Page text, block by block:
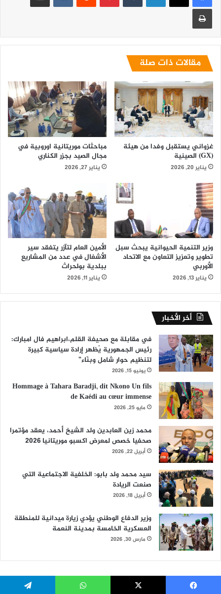
طباعة
مقالات ذات صلة
غزواني يستقبل وفدا من هيئة
(GX) الصينية
يناير 20, 2026
مباحثات موريتانية اوروبية في
مجال الصيد بجزر الكناري
يناير 27, 2026
وزير التنمية الحيوانية يبحث سبل
تطوير وتعزيز التعاون مع الاتحاد
الأوربي
يناير 13, 2026
الأمين العام لتآزر يتفقد سير
الأشغال في عدد من المشاريع
ببلدية بولحراث
يناير 11, 2026
أخر الأخبار
في مقابلة مع صحيفة القلم،ابراهيم فال امبارك:
رئيس الجمهورية يُظهر إرادة سياسية كبيرة
لتنظيم حوار شامل وبنّاء”
يونيو 15, 2026
Hommage à Tahara Baradji, dit Nkono Un fils
de Kaédi au cœur immense
مايو 25, 2026
محمد زين العابدين ولد الشيخ أحمد، يعقد مؤتمرا
صحفيا خصص لمعرض اكسبو موريتانيا 2026
أبريل 22, 2026
سيد محمد ولد بابو: الخلفية الاجتماعية التي
صنعت الريادة
أبريل 18, 2026
وزير الدفاع الوطني يؤدي زيارة ميدانية للمنطقة
العسكرية الخامسة بمدينة النعمة
مارس 30, 2026